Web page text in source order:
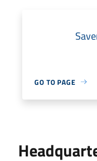
GO TO PAGE